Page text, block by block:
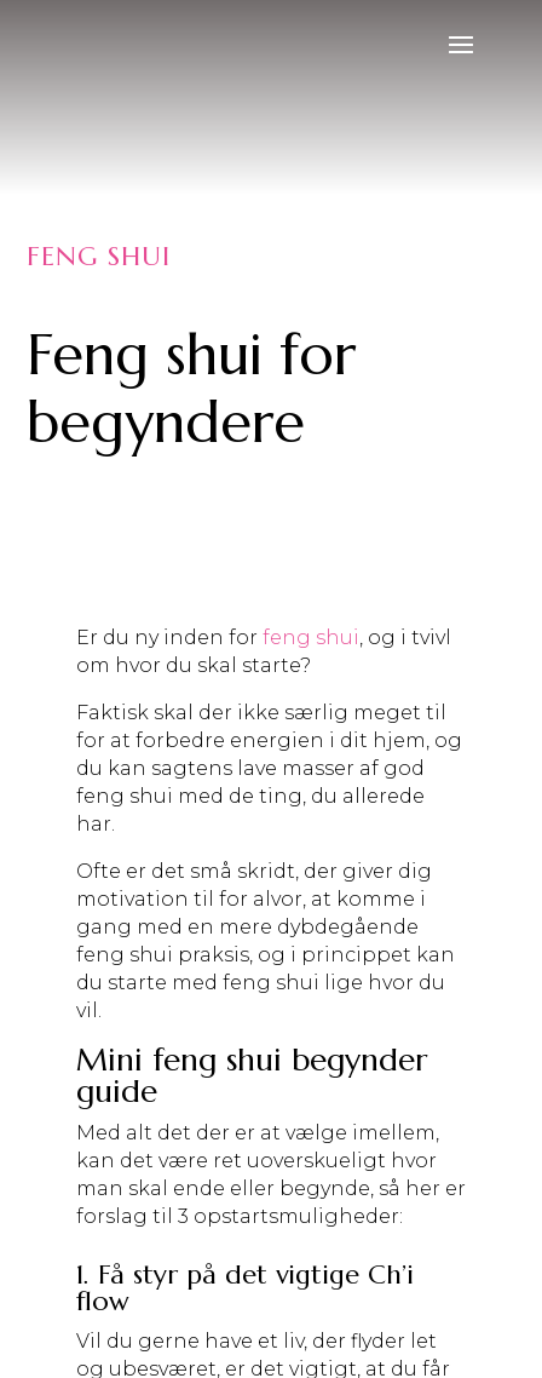
FENG SHUI
Feng shui for
begyndere
Er du ny inden for feng shui, og i tvivl
om hvor du skal starte?
Faktisk skal der ikke særlig meget til
for at forbedre energien i dit hjem, og
du kan sagtens lave masser af god
feng shui med de ting, du allerede
har.
Ofte er det små skridt, der giver dig
motivation til for alvor, at komme i
gang med en mere dybdegående
feng shui praksis, og i princippet kan
du starte med feng shui lige hvor du
vil.
Mini feng shui begynder
guide
Med alt det der er at vælge imellem,
kan det være ret uoverskueligt hvor
man skal ende eller begynde, så her er
forslag til 3 opstartsmuligheder:
1. Få styr på det vigtige Ch’i
flow
Vil du gerne have et liv, der flyder let
og ubesværet, er det vigtigt, at du får